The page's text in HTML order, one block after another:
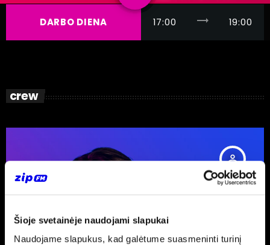
Šioje svetainėje naudojami slapukai
Naudojame slapukus, kad galėtume suasmeninti turinį
DARBO DIENA 17:00 trending_flat 19:00
crew
person_outline